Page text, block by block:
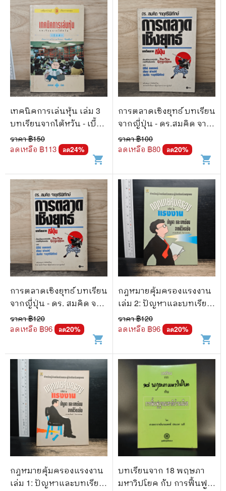
เทคนิคการเล่นหุ้น เล่ม 3
บทเรียนจากไต้หวัน - เบี้ย
ฟ้า
ราคา ฿150
ลดเหลือ ฿113 ลด24%
shopping_cart
การตลาดเชิงยุทธ์ บทเรียน
จากญี่ปุ่น - ดร.สมคิด จาตุ
ศรีพิทักษ์
ราคา ฿100
ลดเหลือ ฿80 ลด20%
shopping_cart
การตลาดเชิงยุทธ์ บทเรียน
จากญี่ปุ่น - ดร. สมคิด จาตุ
ศรีพิทักษ์
ราคา ฿120
ลดเหลือ ฿96 ลด20%
shopping_cart
กฎหมายคุ้มครองแรงงาน
เล่ม 2: ปัญหาและบทเรียน
จากชีวิตจริง - เกษมสันต์ วิ
ลาวรรณ
ราคา ฿120
ลดเหลือ ฿96 ลด20%
shopping_cart
กฎหมายคุ้มครองแรงงาน
เล่ม 1: ปัญหาและบทเรียน
บทเรียนจาก 18 พฤษภา
มหาวิปโยค กับ การฟื้นฟู